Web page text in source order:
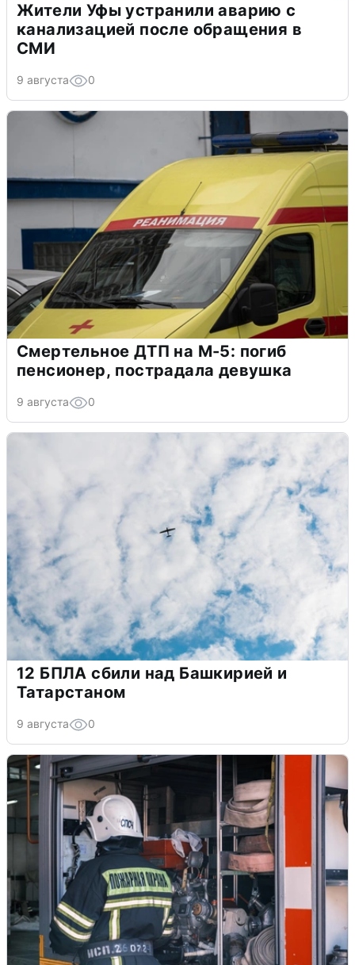
Жители Уфы устранили аварию с
канализацией после обращения в
СМИ
9 августа 0
Смертельное ДТП на М-5: погиб
пенсионер, пострадала девушка
9 августа 0
12 БПЛА сбили над Башкирией и
Татарстаном
9 августа 0